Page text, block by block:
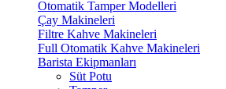
Otomatik Tamper Modelleri
Çay Makineleri
Filtre Kahve Makineleri
Full Otomatik Kahve Makineleri
Barista Ekipmanları
Süt Potu